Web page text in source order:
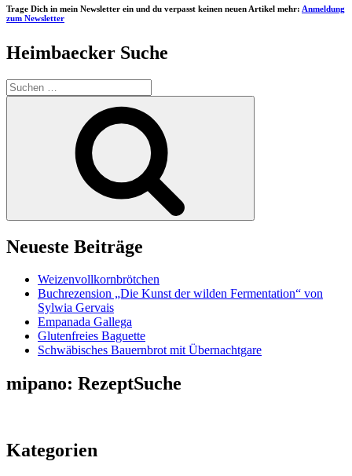
Trage Dich in mein Newsletter ein und du verpasst keinen neuen Artikel mehr: Anmeldung
zum Newsletter
Heimbaecker Suche
Suchen
nach:
Neueste Beiträge
Weizenvollkornbrötchen
Buchrezension „Die Kunst der wilden Fermentation“ von
Sylwia Gervais
Empanada Gallega
Glutenfreies Baguette
Schwäbisches Bauernbrot mit Übernachtgare
mipano: RezeptSuche
Kategorien